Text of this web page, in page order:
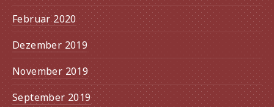
Februar 2020
Dezember 2019
November 2019
September 2019